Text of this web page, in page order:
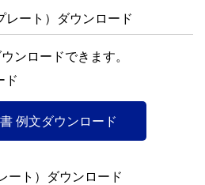
レート）ダウンロード
ンロードできます。
ド
例文ダウンロード
ート）ダウンロード